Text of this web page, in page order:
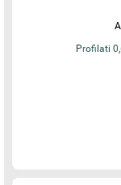
Profilati